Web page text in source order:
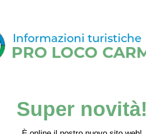
Super novità!